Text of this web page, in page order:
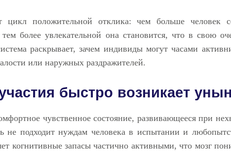
цикл положительной отклика: чем больше человек
более увлекательной она становится, что в свою
раскрывает, зачем индивиды могут часами
или наружных раздражителей.
быстро возникает
чувственное состояние, развивающееся при
не подходит нуждам человека в испытании и
когнитивные запасы частично активными, что мозг